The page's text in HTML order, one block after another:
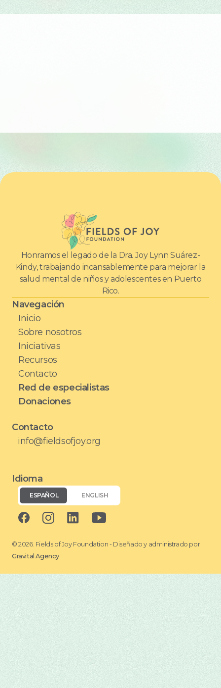
Honramos el legado de la Dra. Joy Lynn Suárez-
Kindy, trabajando incansablemente para mejorar la
salud mental de niños y adolescentes en Puerto
Rico.
Navegación
Inicio
Sobre nosotros
Iniciativas
Recursos
Contacto
Red de especialistas
Donaciones
Contacto
info@fieldsofjoy.org
Idioma
ESPAÑOL ENGLISH
© 2026. Fields of Joy Foundation - Diseñado y administrado por
Gravital Agency